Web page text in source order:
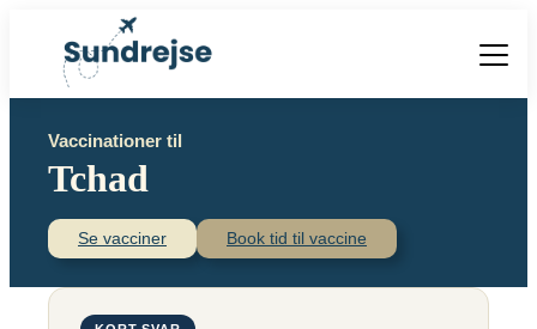
Vacciner
Vacciner
Destinationer
Find over 240 destinationer!
Priser
Vaccinationer til
Tchad
Se vacciner Book tid til vaccine